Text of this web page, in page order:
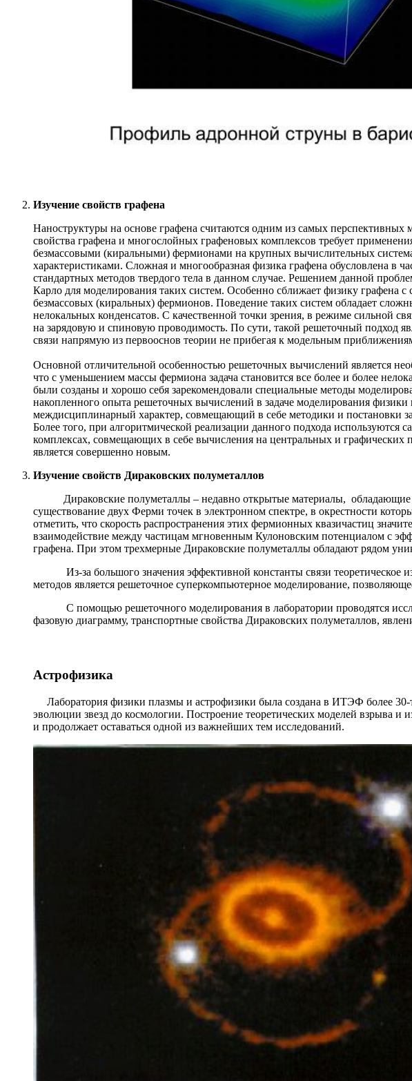
Изучение свойств графена
Наноструктуры на основе графена считаются одним из самых
свойства графена и многослойных графеновых комплексов требует
безмассовыми (киральными) фермионами на крупных вычислительных
характеристиками. Сложная и многообразная физика графена обусловлена в
стандартных методов твердого тела в данном случае. Решением данной
Карло для моделирования таких систем. Особенно сближает физику графена
безмассовых (киральных) фермионов. Поведение таких систем обладает
нелокальных конденсатов. С качественной точки зрения, в режиме сильной
на зарядовую и спиновую проводимость. По сути, такой решеточный подход
связи напрямую из первооснов теории не прибегая к модельным
Основной отличительной особенностью решеточных вычислений является
что с уменьшением массы фермиона задача становится все более и более
были созданы и хорошо себя зарекомендовали специальные методы
накопленного опыта решеточных вычислений в задаче моделирования
междисциплинарный характер, совмещающий в себе методики и постановки
Более того, при алгоритмической реализации данного подхода
комплексах, совмещающих в себе вычисления на центральных и графических
является совершенно новым.
Изучение свойств Дираковских полуметаллов
Дираковские полуметаллы – недавно открытые материалы, обладающие
существование двух Ферми точек в электронном спектре, в окрестности
отметить, что скорость распространения этих фермионных квазичастиц
взаимодействие между частицам мгновенным Кулоновским потенциалом с
графена. При этом трехмерные Дираковские полуметаллы обладают рядом
Из-за большого значения эффективной константы связи теоретическое
методов является решеточное суперкомпьютерное моделирование,
С помощью решеточного моделирования в лаборатории проводятся
фазовую диаграмму, транспортные свойства Дираковских полуметаллов,
Астрофизика
Лаборатория физики плазмы и астрофизики была создана в ИТЭФ более
эволюции звезд до космологии. Построение теоретических моделей взрыва
и продолжает оставаться одной из важнейших тем исследований.